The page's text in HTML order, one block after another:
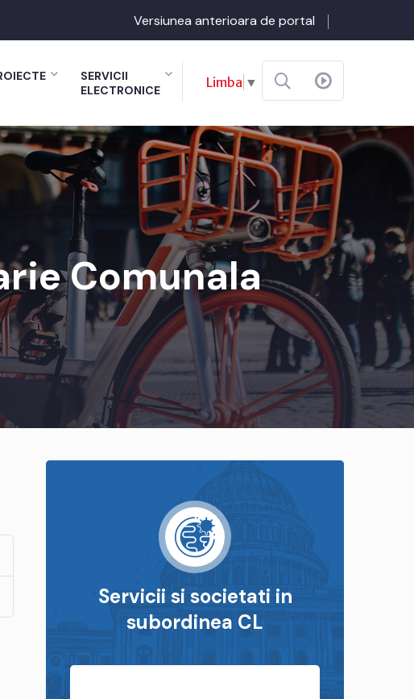
Versiunea anterioara de portal
SERVICII
ELECTRONICE
Limba ▼
Comunala
Servicii si societati in
subordinea CL